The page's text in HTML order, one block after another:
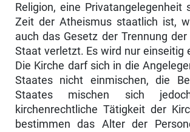
Religion, eine Privatangelegenheit
Zeit der Atheismus staatlich ist,
auch das Gesetz der Trennung
Staat verletzt. Es wird nur einseitig
Die Kirche darf sich in die
Staates nicht einmischen, die
Staates mischen sich
kirchenrechtliche Tätigkeit der
bestimmen das Alter der